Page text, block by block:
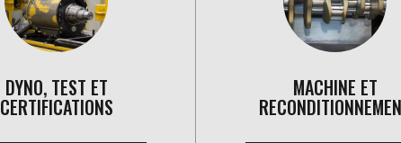
DYNO, TEST ET
CERTIFICATIONS
MACHINE ET